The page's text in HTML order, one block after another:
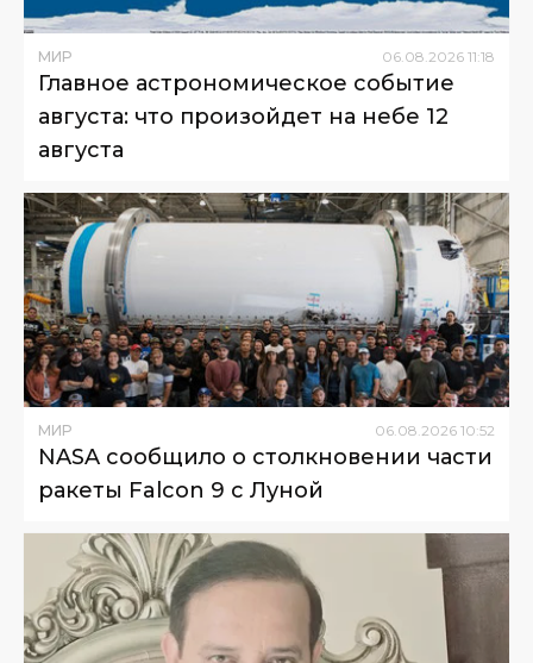
МИР 06 08 2026 11:18
Главное астрономическое событие
августа: что произойдет на небе 12
августа
МИР 06.08.2026 10:52
NASA сообщило о столкновении части
ракеты Falcon 9 с Луной